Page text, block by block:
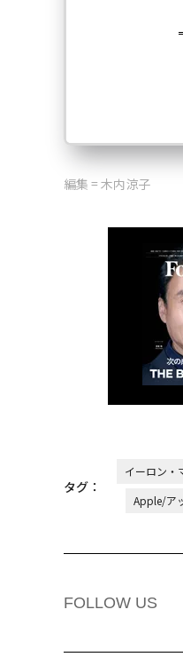
編集 = 木内涼子
タグ：
イーロン・
Apple/ア
FOLLOW US